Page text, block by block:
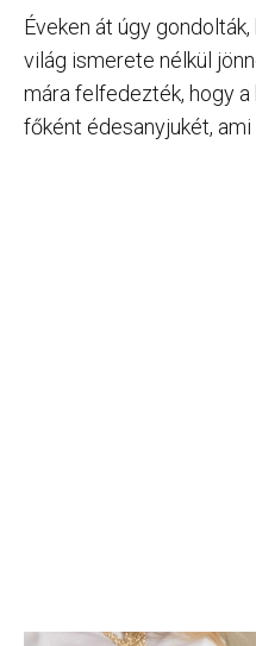
Éveken át úgy
világ ismerete nélkül
mára felfedezték, hogy a
főként édesanyjukét,